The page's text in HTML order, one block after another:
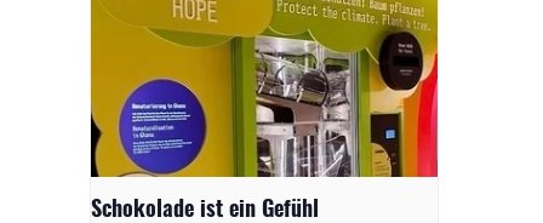
Schokolade ist ein Gefühl